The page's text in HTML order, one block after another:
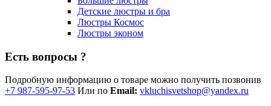
Детские люстры и бра
Люстры Космос
Люстры эконом
Есть вопросы ?
Подробную информацию о товаре можно получить позвонив
+7 987-595-97-53 Или по Email: vkluchisvetshop@yandex.ru